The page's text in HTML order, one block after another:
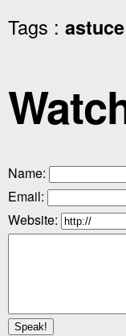
Tags : astuce
Name:
Email:
Website: